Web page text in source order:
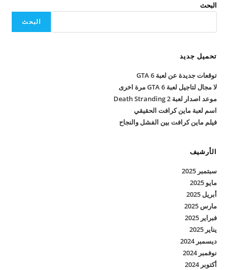
ماين
البحث
البحث
تحميل جديد
توقعات جديدة عن لعبة GTA 6
لا مجال لتاجيل لعبة GTA 6 مرة اخرى
موعد اصدار لعبة Death Stranding 2
اسم لعبة ماين كرافت الحقيقي
فيلم ماين كرافت بين الفشل والنجاح
الأرشيف
سبتمبر 2025
مايو 2025
أبريل 2025
مارس 2025
فبراير 2025
يناير 2025
ديسمبر 2024
نوفمبر 2024
أكتوبر 2024